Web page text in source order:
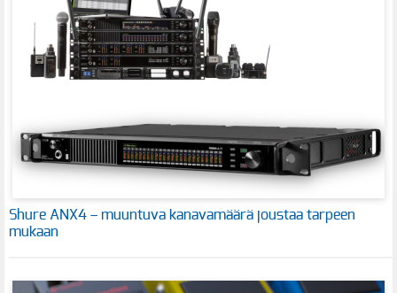
Shure ANX4 – muuntuva kanavamäärä joustaa tarpeen
mukaan